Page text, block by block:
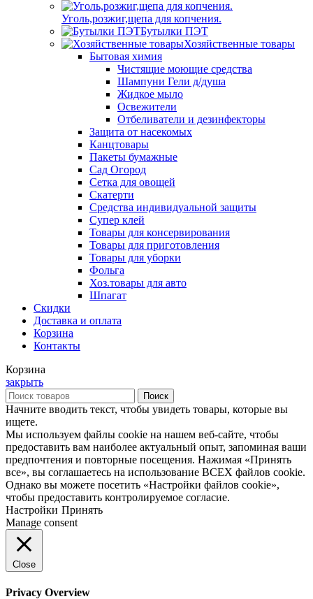
Уголь,розжиг,щепа для копчения.
Бутылки ПЭТ
Хозяйственные товары
Бытовая химия
Чистящие моющие средства
Шампуни Гели д/душа
Жидкое мыло
Освежители
Отбеливатели и дезинфекторы
Защита от насекомых
Канцтовары
Пакеты бумажные
Сад Огород
Сетка для овощей
Скатерти
Средства индивидуальной защиты
Супер клей
Товары для консервирования
Товары для приготовления
Товары для уборки
Фольга
Хоз.товары для авто
Шпагат
Скидки
Доставка и оплата
Корзина
Контакты
Корзина
закрыть
Поиск
Начните вводить текст, чтобы увидеть товары, которые вы
ищете.
Мы используем файлы cookie на нашем веб-сайте, чтобы
предоставить вам наиболее актуальный опыт, запоминая ваши
предпочтения и повторные посещения. Нажимая «Принять
все», вы соглашаетесь на использование ВСЕХ файлов cookie.
Однако вы можете посетить «Настройки файлов cookie»,
чтобы предоставить контролируемое согласие.
Настройки Принять
Manage consent
Close
Privacy Overview